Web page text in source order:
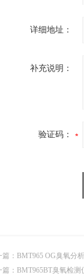
详细地址：
补充说明：
验证码：
篇 ： BMT965 OG臭氧分
篇 ： BMT965BT臭氧检测